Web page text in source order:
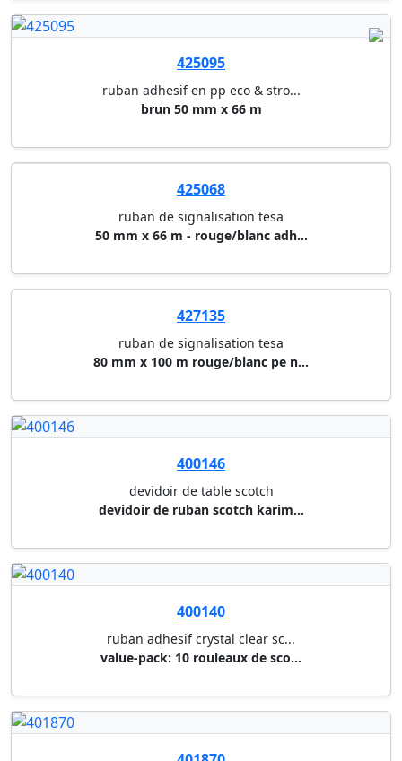
425500
ruban adhesif packaging tape c...
brun 50 mm x 66 m
ruban adhesif packaging tape c...
transparent 50 mm x 66 m
ruban double face powerbond te...
15 mm x 10 m bricolage
devidoir de table eco tesa
devidoir 100% en plastique rec...
425094
ruban adhesif en pp eco & stro...
transparent 50 mm x 66 m
425082